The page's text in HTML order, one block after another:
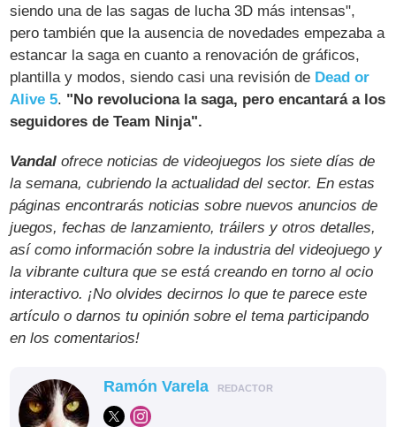
siendo una de las sagas de lucha 3D más intensas",
pero también que la ausencia de novedades empezaba a
estancar la saga en cuanto a renovación de gráficos,
plantilla y modos, siendo casi una revisión de Dead or
Alive 5. "No revoluciona la saga, pero encantará a los
seguidores de Team Ninja".
Vandal ofrece noticias de videojuegos los siete días de
la semana, cubriendo la actualidad del sector. En estas
páginas encontrarás noticias sobre nuevos anuncios de
juegos, fechas de lanzamiento, tráilers y otros detalles,
así como información sobre la industria del videojuego y
la vibrante cultura que se está creando en torno al ocio
interactivo. ¡No olvides decirnos lo que te parece este
artículo o darnos tu opinión sobre el tema participando
en los comentarios!
Ramón Varela REDACTOR